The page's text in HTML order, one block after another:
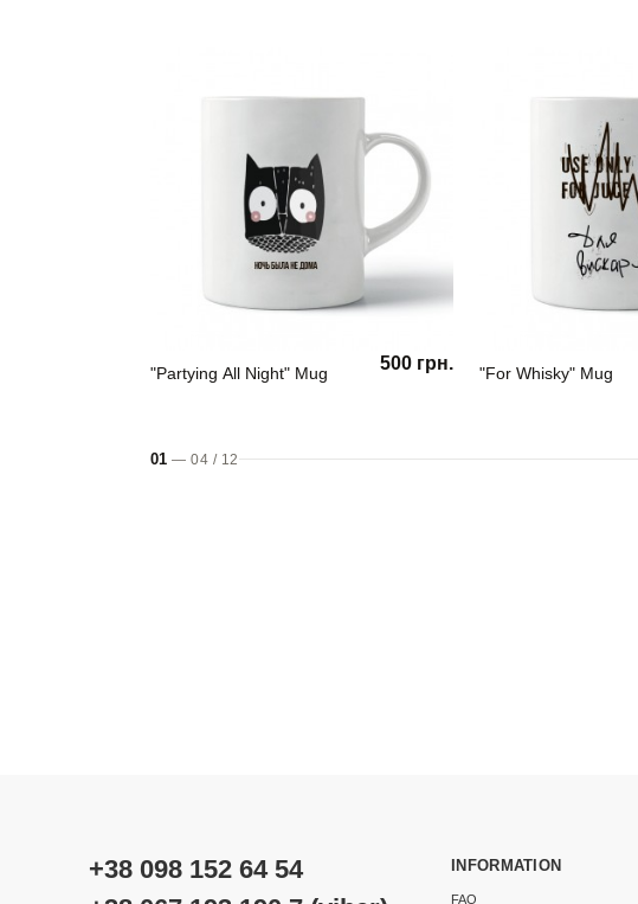
"Partying All Night" Mug 500 грн. "For Whisky" Mug
01 —04 / 12
+38 098 152 64 54
INFORMATION
FAQ